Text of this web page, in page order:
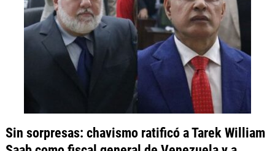
Sin sorpresas: chavismo ratificó a Tarek William